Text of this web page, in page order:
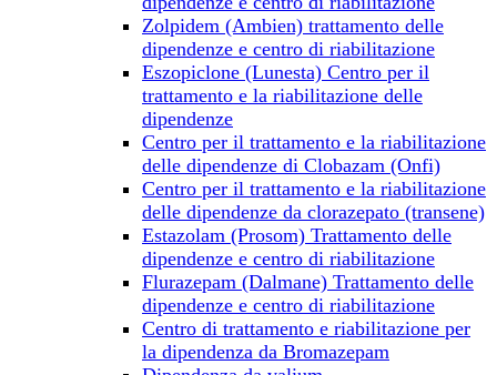
Zolpidem (Ambien) trattamento delle
dipendenze e centro di riabilitazione
Eszopiclone (Lunesta) Centro per il
trattamento e la riabilitazione delle
dipendenze
Centro per il trattamento e la riabilitazione
delle dipendenze di Clobazam (Onfi)
Centro per il trattamento e la riabilitazione
delle dipendenze da clorazepato (transene)
Estazolam (Prosom) Trattamento delle
dipendenze e centro di riabilitazione
Flurazepam (Dalmane) Trattamento delle
dipendenze e centro di riabilitazione
Centro di trattamento e riabilitazione per
la dipendenza da Bromazepam